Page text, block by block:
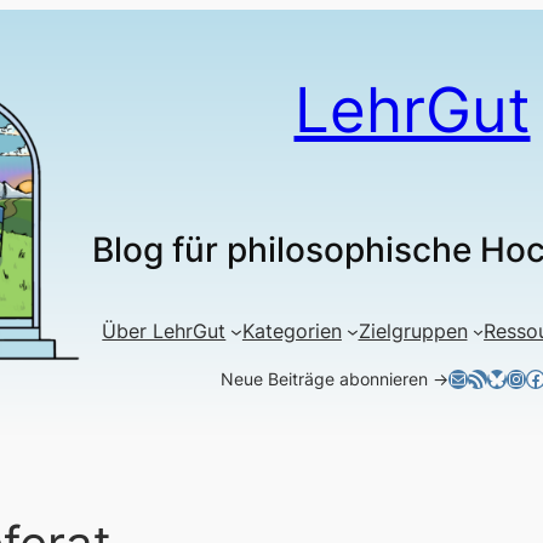
LehrGut
Blog für philosophische
Über LehrGut Kategorien Zielgruppen
Neue Beiträge abonnieren →E-MailRSS-Feed